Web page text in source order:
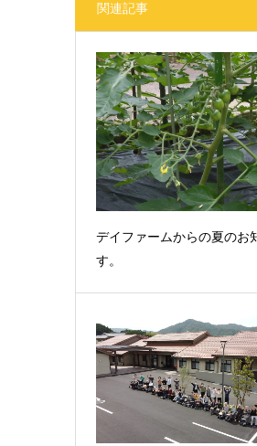
関連記事
デイファームからの夏のお
す。